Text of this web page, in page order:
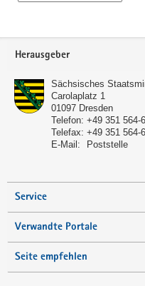
Service
Herausgeber
Sächsisches
Carolaplatz 1
01097 Dresden
Telefon: +49 351 564-
Telefax: +49 351 564-
E-Mail:
Poststelle
Service
Verwandte Portale
Seite empfehlen